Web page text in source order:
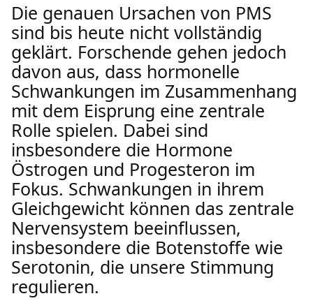
Die genauen Ursachen von PMS
sind bis heute nicht vollständig
geklärt. Forschende gehen jedoch
davon aus, dass hormonelle
Schwankungen im Zusammenhang
mit dem Eisprung eine zentrale
Rolle spielen. Dabei sind
insbesondere die Hormone
Östrogen und Progesteron im
Fokus. Schwankungen in ihrem
Gleichgewicht können das zentrale
Nervensystem beeinflussen,
insbesondere die Botenstoffe wie
Serotonin, die unsere Stimmung
regulieren.